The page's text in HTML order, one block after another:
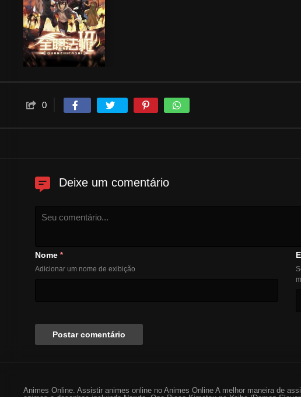
0
Deixe um comentário
Nome *
Adicionar um nome de exibição
Animes Online. Assistir animes online no Animes Online A melhor maneira de